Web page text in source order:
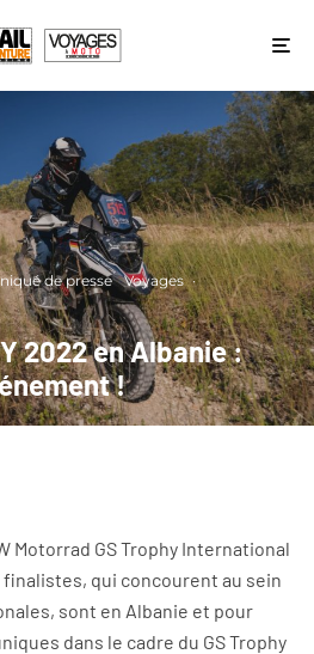
de presse Voyages ·
2022 en Albanie :
!
Motorrad GS Trophy International
finalistes, qui concourent au sein
sont en Albanie et pour
dans le cadre du GS Trophy